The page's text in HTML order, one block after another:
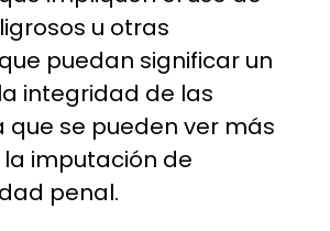
u otras
puedan significar un
integridad de las
que se pueden ver más
imputación de
penal.